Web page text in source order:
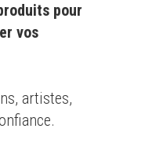
pour
vos
artistes,